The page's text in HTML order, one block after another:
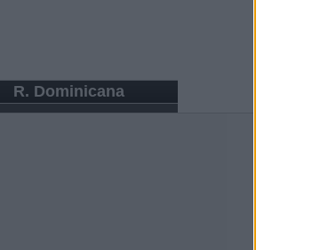
R. Dominicana